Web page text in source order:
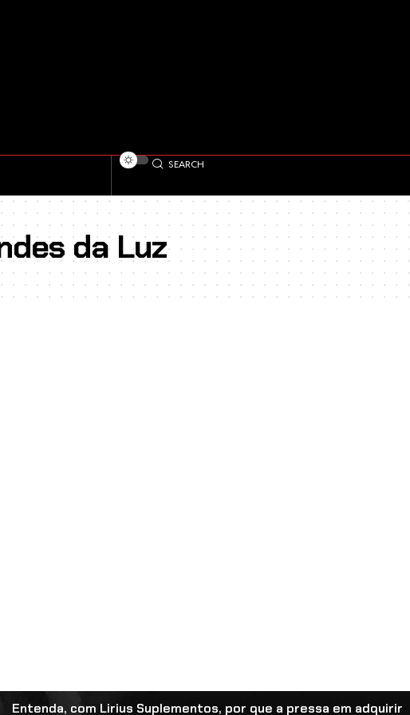
SEARCH
da Luz
Entenda, com Lirius Suplementos, por que a pressa em adquirir